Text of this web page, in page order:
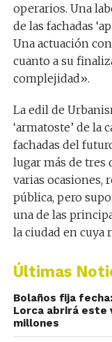
operarios. Una
de las fachadas
Una actuación
cuanto a su
complejidad».
La edil de
‘armatoste’ de la
fachadas del
lugar más de tres
varias ocasiones,
pública, pero
una de las
la ciudad en cuya
Últimas
Bolaños fija
Lorca abrirá este
millones